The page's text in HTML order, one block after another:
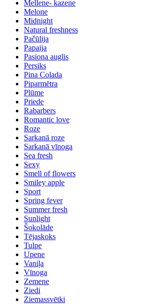
Mellene- kazene
Melone
Midnight
Natural freshness
Pačūlija
Papaija
Pasiona auglis
Persiks
Pina Colada
Piparmētra
Plūme
Priede
Rabarbers
Romantic love
Roze
Sarkanā roze
Sarkanā vīnoga
Sea fresh
Sexy
Smell of flowers
Smiley apple
Sport
Spring fever
Summer fresh
Sunlight
Šokolāde
Tējaskoks
Tulpe
Upene
Vaniļa
Vīnoga
Zemene
Ziedi
Ziemassvētki